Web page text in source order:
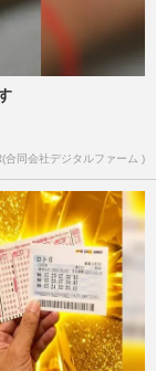
合同会社デジタルファーム )